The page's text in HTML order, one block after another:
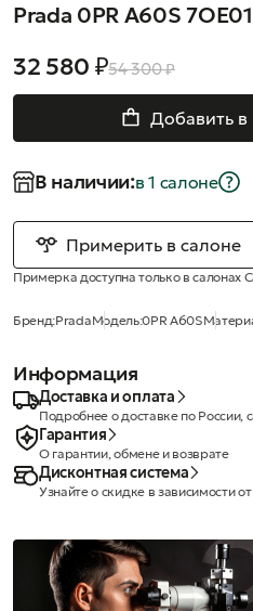
Prada 0PR A60S
32 580 ₽54 300 ₽
Добавить в
В наличии:в 1 салонe
Примерить в салоне
Примерка доступна только в салонах
Бренд:PradaМодель:0PR A60S
Информация
Доставка и оплата
Подробнее о доставке по России,
Гарантия
О гарантии, обмене и возврате
Дисконтная система
Узнайте о скидке в зависимости